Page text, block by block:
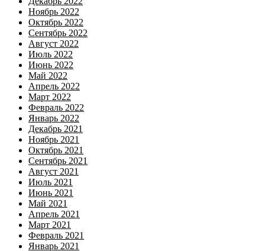
Ноябрь 2022
Октябрь 2022
Сентябрь 2022
Август 2022
Июль 2022
Июнь 2022
Май 2022
Апрель 2022
Март 2022
Февраль 2022
Январь 2022
Декабрь 2021
Ноябрь 2021
Октябрь 2021
Сентябрь 2021
Август 2021
Июль 2021
Июнь 2021
Май 2021
Апрель 2021
Март 2021
Февраль 2021
Январь 2021